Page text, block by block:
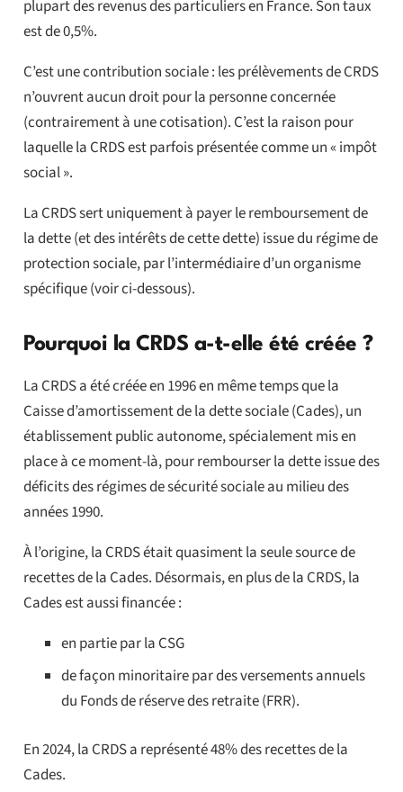
plupart des revenus des particuliers en France. Son taux
est de 0,5%.
C’est une contribution sociale : les prélèvements de CRDS
n’ouvrent aucun droit pour la personne concernée
(contrairement à une cotisation). C’est la raison pour
laquelle la CRDS est parfois présentée comme un « impôt
social ».
La CRDS sert uniquement à payer le remboursement de
la dette (et des intérêts de cette dette) issue du régime de
protection sociale, par l’intermédiaire d’un organisme
spécifique (voir ci-dessous).
Pourquoi la CRDS a-t-elle été créée ?
La CRDS a été créée en 1996 en même temps que la
Caisse d’amortissement de la dette sociale (Cades), un
établissement public autonome, spécialement mis en
place à ce moment-là, pour rembourser la dette issue des
déficits des régimes de sécurité sociale au milieu des
années 1990.
À l’origine, la CRDS était quasiment la seule source de
recettes de la Cades. Désormais, en plus de la CRDS, la
Cades est aussi financée :
en partie par la CSG
de façon minoritaire par des versements annuels
du Fonds de réserve des retraite (FRR).
En 2024, la CRDS a représenté 48% des recettes de la
Cades.